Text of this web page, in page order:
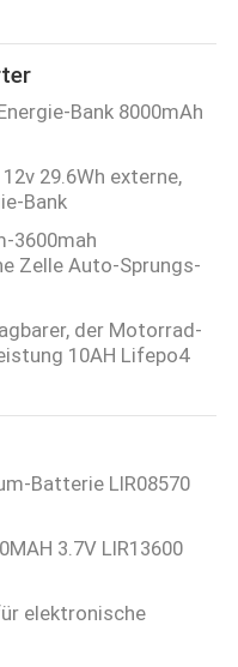
Bank 8000mAh
29.6Wh externe,
Bank
3600mah
Zelle Auto-Sprungs-
der Motorrad-
10AH Lifepo4
Batterie LIR08570
3.7V LIR13600
elektronische